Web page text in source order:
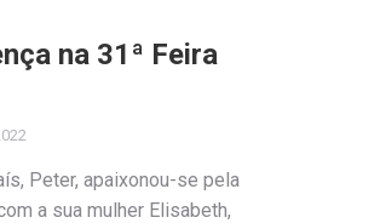
na 31ª Feira
Peter, apaixonou-se pela
a sua mulher Elisabeth,